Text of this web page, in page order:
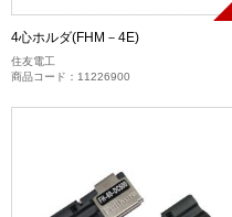
4心ホルダ(FHM－4E)
住友電工
商品コード：11226900